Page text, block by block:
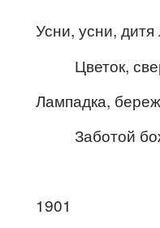
Усни, усни,
Цветок,
Лампадка,
Заботой
1901